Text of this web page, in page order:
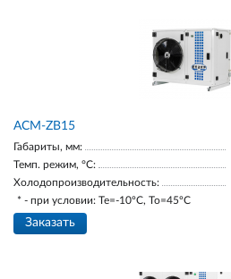
ACM-ZB15
Габариты, мм:
Темп. режим, °С:
Холодопроизводительность:
* - при условии: Te=-10ºC, To=45ºC
Заказать